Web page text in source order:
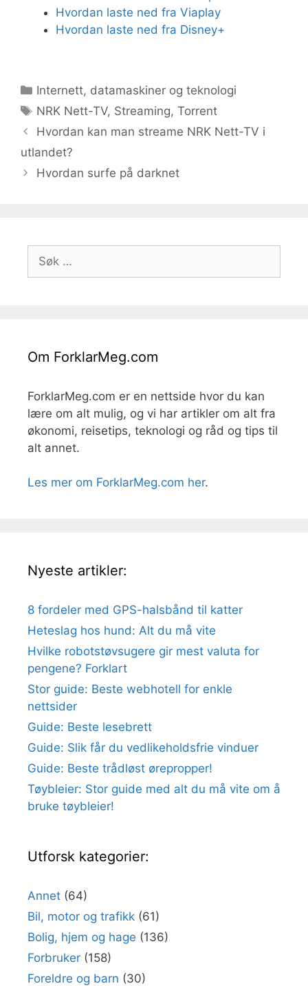
Hvordan laste ned fra Viaplay
Hvordan laste ned fra Disney+
Kategorier
Internett, datamaskiner og teknologi
Stikkord
NRK Nett-TV, Streaming,Torrent
Hvordan kan man streame NRK Nett-TV i
utlandet?
Hvordan surfe på darknet
etter:
Om ForklarMeg.com
ForklarMeg.com er en nettside hvor du kan
lære om alt mulig, og vi har artikler om alt fra
økonomi, reisetips, teknologi og råd og tips til
alt annet.
Les mer om ForklarMeg.com her.
Nyeste artikler:
8 fordeler med GPS-halsbånd til katter
Heteslag hos hund: Alt du må vite
Hvilke robotstøvsugere gir mest valuta for
pengene? Forklart
Stor guide: Beste webhotell for enkle
nettsider
Guide: Beste lesebrett
Guide: Slik får du vedlikeholdsfrie vinduer
Guide: Beste trådløst ørepropper!
Tøybleier: Stor guide med alt du må vite om å
bruke tøybleier!
Utforsk kategorier:
Annet (64)
Bil, motor og trafikk (61)
Bolig, hjem og hage (136)
Forbruker (158)
Foreldre og barn (30)